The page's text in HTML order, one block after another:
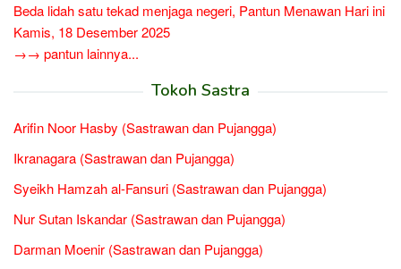
Beda lidah satu tekad menjaga negeri, Pantun Menawan Hari ini
Kamis, 18 Desember 2025
→→ pantun lainnya...
Tokoh Sastra
Arifin Noor Hasby (Sastrawan dan Pujangga)
Ikranagara (Sastrawan dan Pujangga)
Syeikh Hamzah al-Fansuri (Sastrawan dan Pujangga)
Nur Sutan Iskandar (Sastrawan dan Pujangga)
Darman Moenir (Sastrawan dan Pujangga)